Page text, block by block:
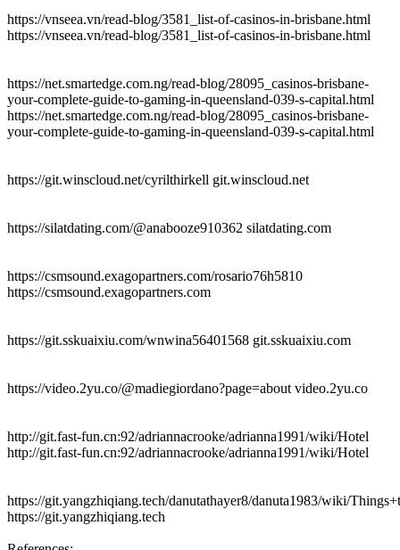
https://vnseea.vn/read-blog/3581_list-of-casinos-in-brisbane.html
https://vnseea.vn/read-blog/3581_list-of-casinos-in-brisbane.html
https://net.smartedge.com.ng/read-blog/28095_casinos-brisbane-
your-complete-guide-to-gaming-in-queensland-039-s-capital.html
https://net.smartedge.com.ng/read-blog/28095_casinos-brisbane-
your-complete-guide-to-gaming-in-queensland-039-s-capital.html
https://git.winscloud.net/cyrilthirkell git.winscloud.net
https://silatdating.com/@anabooze910362 silatdating.com
https://csmsound.exagopartners.com/rosario76h5810
https://csmsound.exagopartners.com
https://git.sskuaixiu.com/wnwina56401568 git.sskuaixiu.com
https://video.2yu.co/@madiegiordano?page=about video.2yu.co
http://git.fast-fun.cn:92/adriannacrooke/adrianna1991/wiki/Hotel
http://git.fast-fun.cn:92/adriannacrooke/adrianna1991/wiki/Hotel
https://git.yangzhiqiang.tech/danutathayer8/danuta1983/wiki/
https://git.yangzhiqiang.tech